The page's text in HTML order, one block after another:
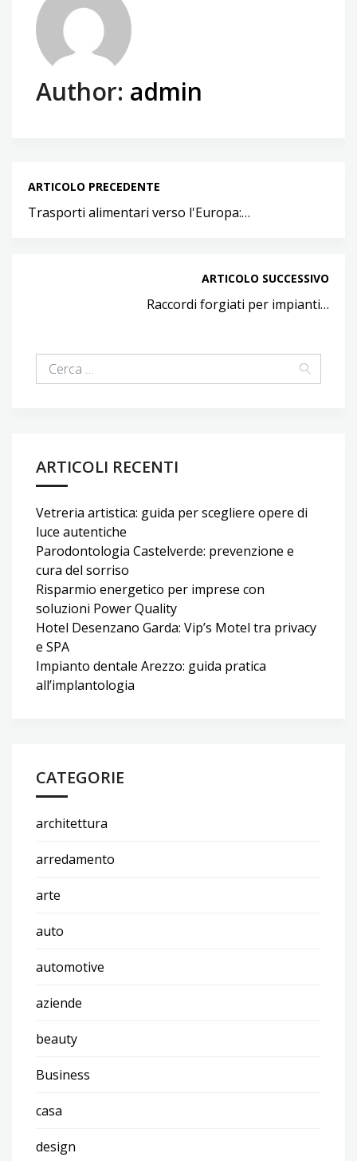
Author: admin
ARTICOLO PRECEDENTE
Trasporti alimentari verso l'Europa:…
ARTICOLO SUCCESSIVO
Raccordi forgiati per impianti…
ARTICOLI RECENTI
Vetreria artistica: guida per scegliere opere di
luce autentiche
Parodontologia Castelverde: prevenzione e
cura del sorriso
Risparmio energetico per imprese con
soluzioni Power Quality
Hotel Desenzano Garda: Vip’s Motel tra privacy
e SPA
Impianto dentale Arezzo: guida pratica
all’implantologia
CATEGORIE
architettura
arredamento
arte
auto
automotive
aziende
beauty
Business
casa
design